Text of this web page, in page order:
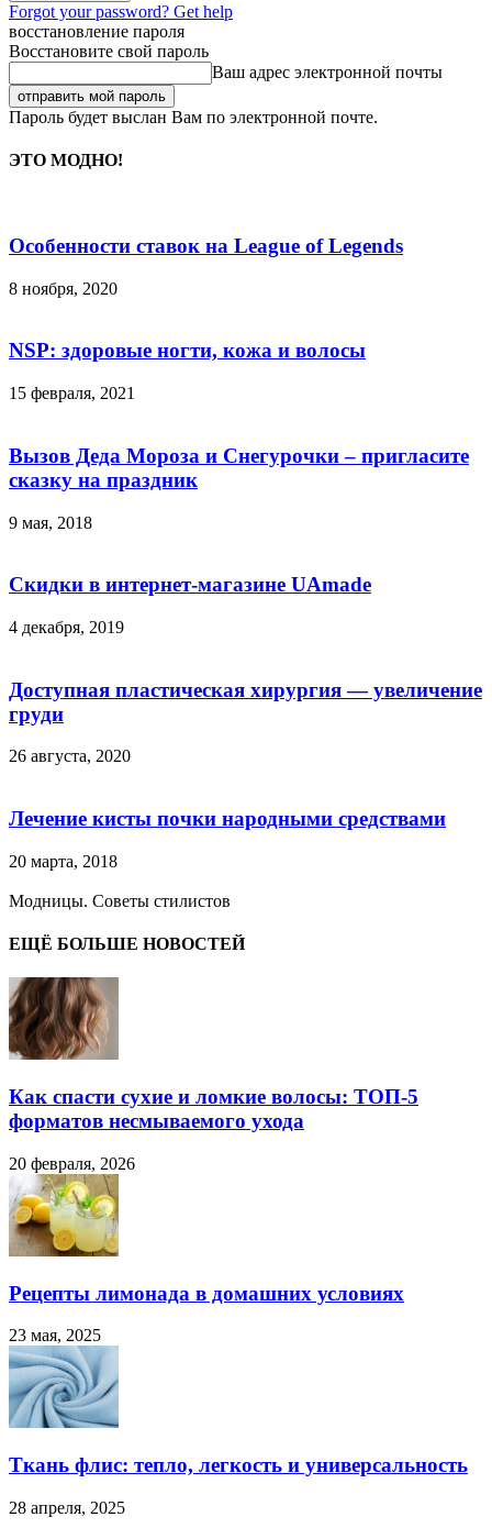
Forgot your password? Get help
восстановление пароля
Восстановите свой пароль
Ваш адрес электронной почты
Пароль будет выслан Вам по электронной почте.
ЭТО МОДНО!
Особенности ставок на League of Legends
8 ноября, 2020
NSP: здоровые ногти, кожа и волосы
15 февраля, 2021
Вызов Деда Мороза и Снегурочки – пригласите
сказку на праздник
9 мая, 2018
Скидки в интернет-магазине UAmade
4 декабря, 2019
Доступная пластическая хирургия — увеличение
груди
26 августа, 2020
Лечение кисты почки народными средствами
20 марта, 2018
Модницы. Советы стилистов
ЕЩЁ БОЛЬШЕ НОВОСТЕЙ
Как спасти сухие и ломкие волосы: ТОП-5
форматов несмываемого ухода
20 февраля, 2026
Рецепты лимонада в домашних условиях
23 мая, 2025
Ткань флис: тепло, легкость и универсальность
28 апреля, 2025